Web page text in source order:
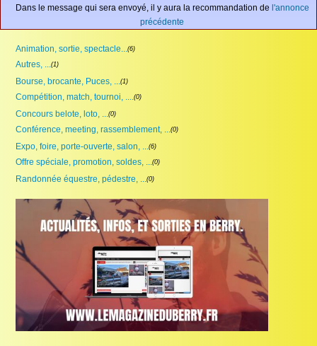
Dans le message qui sera envoyé, il y aura la recommandation de l'annonce
précédente
Animation, sortie, spectacle...(6)
Autres, ...(1)
Bourse, brocante, Puces, ...(1)
Compétition, match, tournoi, ....(0)
Concours belote, loto, ...(0)
Conférence, meeting, rassemblement, ...(0)
Expo, foire, porte-ouverte, salon, ...(6)
Offre spéciale, promotion, soldes, ...(0)
Randonnée équestre, pédestre, ...(0)